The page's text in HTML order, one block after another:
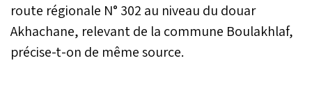
route régionale N° 302 au niveau du douar
Akhachane, relevant de la commune Boulakhlaf,
précise-t-on de même source.